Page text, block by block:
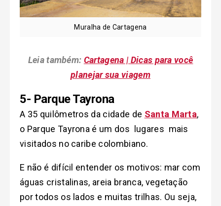
Muralha de Cartagena
Leia também: Cartagena | Dicas para você
planejar sua viagem
5- Parque Tayrona
A 35 quilômetros da cidade de Santa Marta,
o Parque Tayrona é um dos lugares mais
visitados no caribe colombiano.
E não é difícil entender os motivos: mar com
águas cristalinas, areia branca, vegetação
por todos os lados e muitas trilhas. Ou seja,